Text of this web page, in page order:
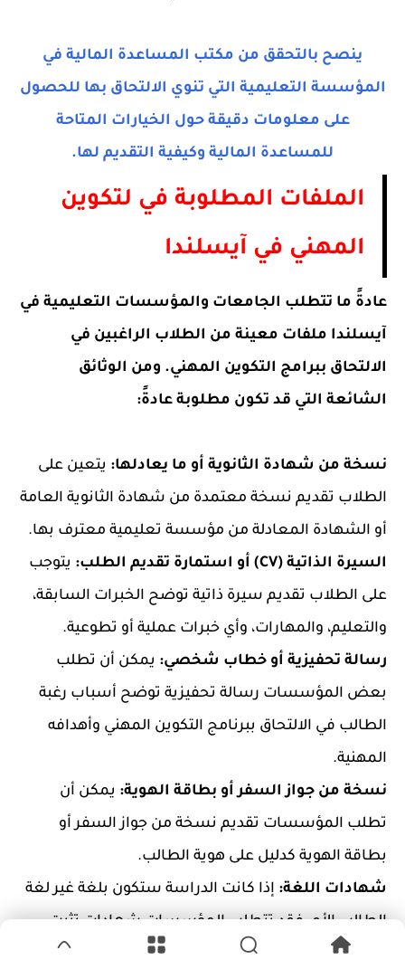
ينصح بالتحقق من مكتب المساعدة المالية في
المؤسسة التعليمية التي تنوي الالتحاق بها للحصول
على معلومات دقيقة حول الخيارات المتاحة
للمساعدة المالية وكيفية التقديم لها.
الملفات المطلوبة في لتكوين
المهني في آيسلندا
عادةً ما تتطلب الجامعات والمؤسسات التعليمية في
آيسلندا ملفات معينة من الطلاب الراغبين في
الالتحاق ببرامج التكوين المهني. ومن الوثائق
الشائعة التي قد تكون مطلوبة عادةً:
نسخة من شهادة الثانوية أو ما يعادلها: يتعين على
الطلاب تقديم نسخة معتمدة من شهادة الثانوية العامة
أو الشهادة المعادلة من مؤسسة تعليمية معترف بها.
السيرة الذاتية (CV) أو استمارة تقديم الطلب:
يتوجب
على الطلاب تقديم سيرة ذاتية توضح الخبرات السابقة،
والتعليم، والمهارات، وأي خبرات عملية أو تطوعية.
رسالة تحفيزية أو خطاب شخصي: يمكن أن تطلب
بعض المؤسسات رسالة تحفيزية توضح أسباب رغبة
الطالب في الالتحاق ببرنامج التكوين المهني وأهدافه
المهنية.
نسخة من جواز السفر أو بطاقة الهوية: يمكن أن
تطلب المؤسسات تقديم نسخة من جواز السفر أو
بطاقة الهوية كدليل على هوية الطالب.
شهادات اللغة: إذا كانت الدراسة ستكون بلغة غير لغة
الطالب الأم، فقد تتطلب المؤسسات شهادات تثبت
مستوى اللغة المطلوب للقبول.